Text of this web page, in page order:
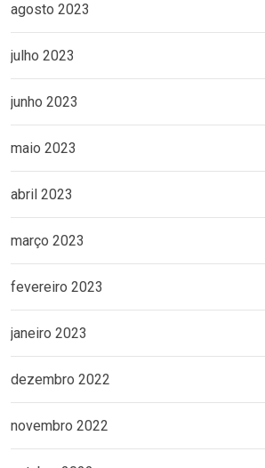
agosto 2023
julho 2023
junho 2023
maio 2023
abril 2023
março 2023
fevereiro 2023
janeiro 2023
dezembro 2022
novembro 2022